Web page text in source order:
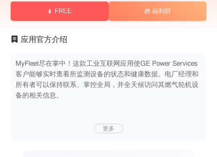
FREE 🎁 福利群
应用官方介绍
MyFleet尽在掌中！这款工业互联网应用使GE Power Services
客户能够实时查看所监测设备的状态和健康数据。电厂经理和
所有者可以保持联系、掌控全局，并全天候访问其燃气轮机设
备的相关信息。
更多